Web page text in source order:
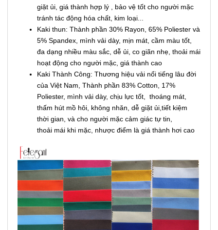
giặt ủi, giá thành hợp lý , bảo vệ tốt cho người mặc
tránh tác động hóa chất, kim loại...
Kaki thun: Thành phần 30% Rayon, 65% Poliester và
5% Spandex, mình vải dày, mịn mát, cầm màu tốt,
đa dạng nhiều màu sắc, dễ ủi, co giãn nhẹ, thoải mái
hoạt động cho người mặc, giá thành cao
Kaki Thành Công: Thương hiệu vải nổi tiếng lâu đời
của Việt Nam, Thành phần 83% Cotton, 17%
Poliester, mình vải dày, chịu lực tốt, thoáng mát,
thấm hút mồ hôi, không nhăn, dễ giặt ủi,tiết kiệm
thời gian, và cho người mặc cảm giác tự tin,
thoải mái khi mặc, nhược điểm là giá thành hơi cao